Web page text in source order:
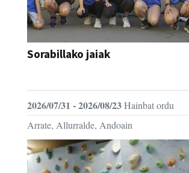
Sorabillako jaiak
2026/07/31 - 2026/08/23Hainbat ordu
Arrate, Allurralde, Andoain